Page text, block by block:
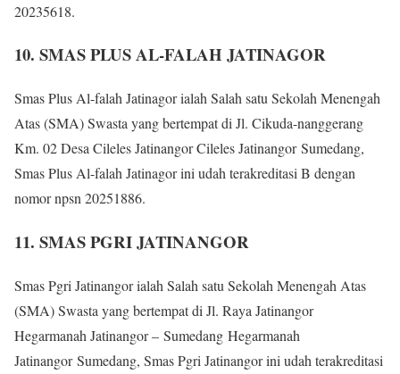
20235618.
10. SMAS PLUS AL-FALAH JATINAGOR
Smas Plus Al-falah Jatinagor ialah Salah satu Sekolah Menengah
Atas (SMA) Swasta yang bertempat di Jl. Cikuda-nanggerang
Km. 02 Desa Cileles Jatinangor Cileles Jatinangor Sumedang,
Smas Plus Al-falah Jatinagor ini udah terakreditasi B dengan
nomor npsn 20251886.
11. SMAS PGRI JATINANGOR
Smas Pgri Jatinangor ialah Salah satu Sekolah Menengah Atas
(SMA) Swasta yang bertempat di Jl. Raya Jatinangor
Hegarmanah Jatinangor – Sumedang Hegarmanah
Jatinangor Sumedang, Smas Pgri Jatinangor ini udah terakreditasi